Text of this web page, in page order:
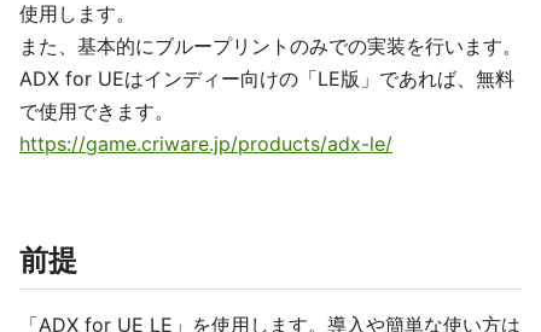
使用します。
また、基本的にブループリントのみでの実装を行います。
ADX for UEはインディー向けの「LE版」であれば、無料
で使用できます。
https://game.criware.jp/products/adx-le/
前提
「ADX for UE LE」を使用します。導入や簡単な使い方は